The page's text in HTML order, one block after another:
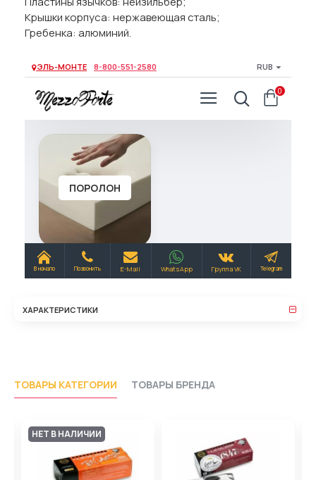
Крышки корпуса: нержавеющая сталь;
Гребенка: алюминий.
ХАРАКТЕРИСТИКИ
ТОВАРЫ КАТЕГОРИИ ТОВАРЫ БРЕНДА
НЕТ В НАЛИЧИИ